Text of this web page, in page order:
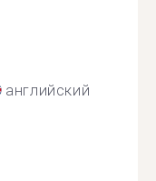
английский